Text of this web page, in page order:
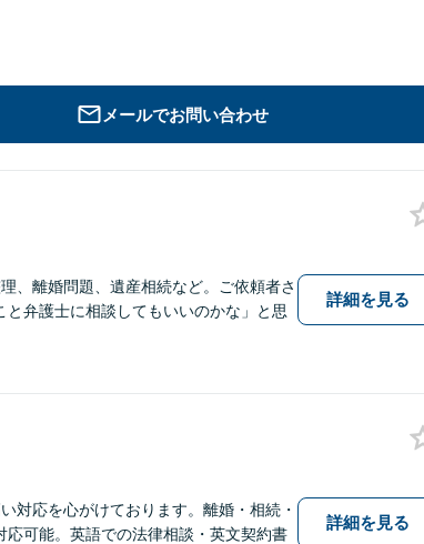
メールでお問い合わせ
、離婚問題、遺産相続など。ご依頼者さ
弁護士に相談してもいいのかな」と思
詳細を見る
対応を心がけております。離婚・相続・
可能。英語での法律相談・英文契約書
詳細を見る